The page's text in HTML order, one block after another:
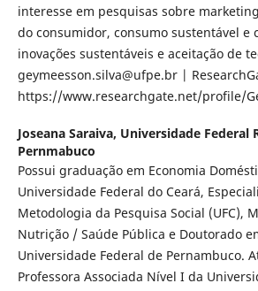
interesse em pesquisas sobre
do consumidor, consumo sustentável e
inovações sustentáveis e aceitação de
geymeesson.silva@ufpe.br |
https://www.researchgate.net/profile/
Joseana Saraiva, Universidade Federal
Pernmabuco
Possui graduação em Economia
Universidade Federal do Ceará,
Metodologia da Pesquisa Social (UFC),
Nutrição / Saúde Pública e Doutorado
Universidade Federal de Pernambuco.
Professora Associada Nível I da